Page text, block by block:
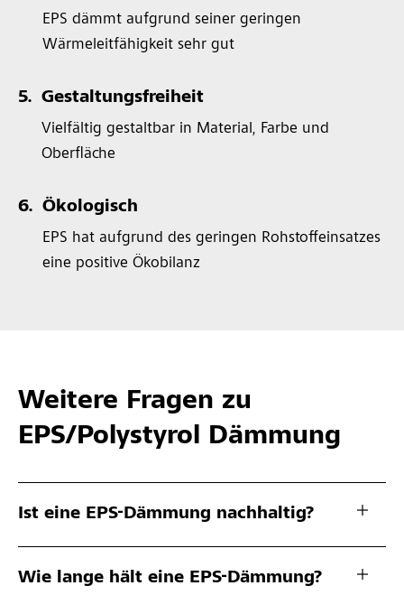
EPS dämmt aufgrund seiner geringen
Wärmeleitfähigkeit sehr gut
5. Gestaltungsfreiheit
Vielfältig gestaltbar in Material, Farbe und
Oberfläche
6. Ökologisch
EPS hat aufgrund des geringen Rohstoffeinsatzes
eine positive Ökobilanz
Weitere Fragen zu
EPS/Polystyrol Dämmung
Ist eine EPS-Dämmung nachhaltig?
Wie lange hält eine EPS-Dämmung?